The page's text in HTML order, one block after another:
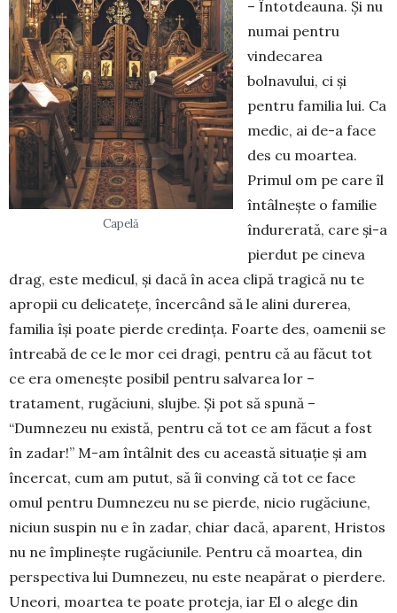
Capelă
– Întotdeauna. Și nu
numai pentru
vindecarea
bolnavului, ci și
pentru familia lui. Ca
medic, ai de-a face
des cu moartea.
Primul om pe care îl
întâlnește o familie
îndurerată, care și-a
pierdut pe cineva
drag, este medicul, și dacă în acea clipă tragică nu te
apropii cu delicatețe, încercând să le alini durerea,
familia își poate pierde credința. Foarte des, oamenii se
întreabă de ce le mor cei dragi, pentru că au făcut tot
ce era omenește posibil pentru salvarea lor –
tratament, rugăciuni, slujbe. Și pot să spună –
“Dumnezeu nu există, pentru că tot ce am făcut a fost
în zadar!” M-am întâlnit des cu această situație și am
încercat, cum am putut, să îi conving că tot ce face
omul pentru Dumnezeu nu se pierde, nicio rugăciune,
niciun suspin nu e în zadar, chiar dacă, aparent, Hristos
nu ne împlinește rugăciunile. Pentru că moartea, din
perspectiva lui Dumnezeu, nu este neapărat o pierdere.
Uneori, moartea te poate proteja, iar El o alege din